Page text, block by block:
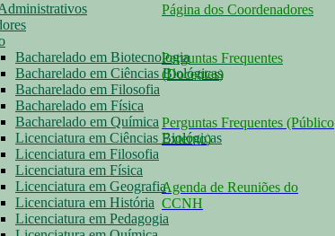
Bacharelado em Biotecnologia
Bacharelado em Ciências Biológicas
Bacharelado em Filosofia
Bacharelado em Física
Bacharelado em Química
Licenciatura em Ciências Biológicas
Licenciatura em Filosofia
Licenciatura em Física
Licenciatura em Geografia
Licenciatura em História
Licenciatura em Pedagogia
Página dos Coordenadores
Perguntas Frequentes
(Docentes)
Perguntas Frequentes (Público
Externo)
Agenda de Reuniões do
CCNH